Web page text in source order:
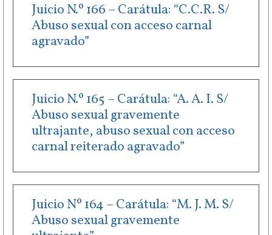
Juicio N.º 166 – Carátula: “C.C.R. S/
Abuso sexual con acceso carnal
agravado”
Juicio N.º 165 – Carátula: “A. A. I. S/
Abuso sexual gravemente
ultrajante, abuso sexual con acceso
carnal reiterado agravado”
Juicio Nº 164 – Carátula: “M. J. M. S/
Abuso sexual gravemente